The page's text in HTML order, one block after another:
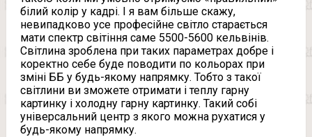
білий колір у кадрі. І я вам більше скажу,
невипадково усе професійне світло старається
мати спектр світіння саме 5500-5600 кельвінів.
Світлина зроблена при таких параметрах добре і
коректно себе буде поводити по кольорах при
зміні ББ у будь-якому напрямку. Тобто з такої
світлини ви зможете отримати і теплу гарну
картинку і холодну гарну картинку. Такий собі
універсальний центр з якого можна рухатися у
будь-якому напрямку.